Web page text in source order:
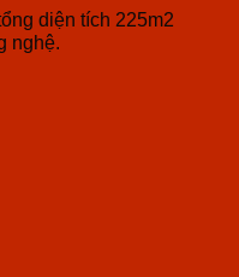
diện tích 225m2
nghệ.